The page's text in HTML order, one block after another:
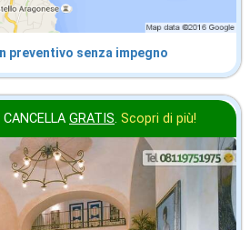
preventivo senza impegno
GRATIS. Scopri di più!